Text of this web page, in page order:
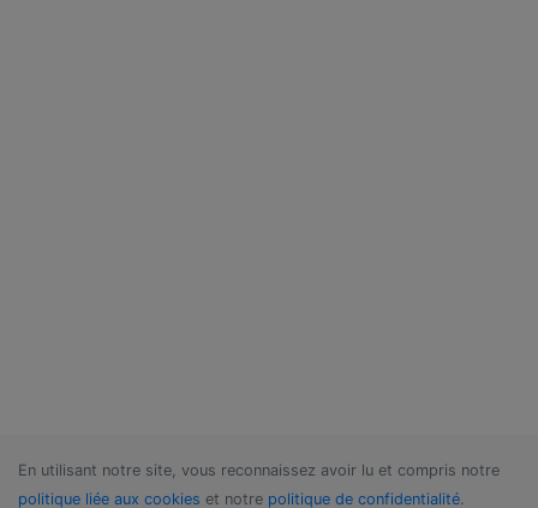
En utilisant notre site, vous reconnaissez avoir lu et compris notre
politique liée aux cookies et notre politique de confidentialité.